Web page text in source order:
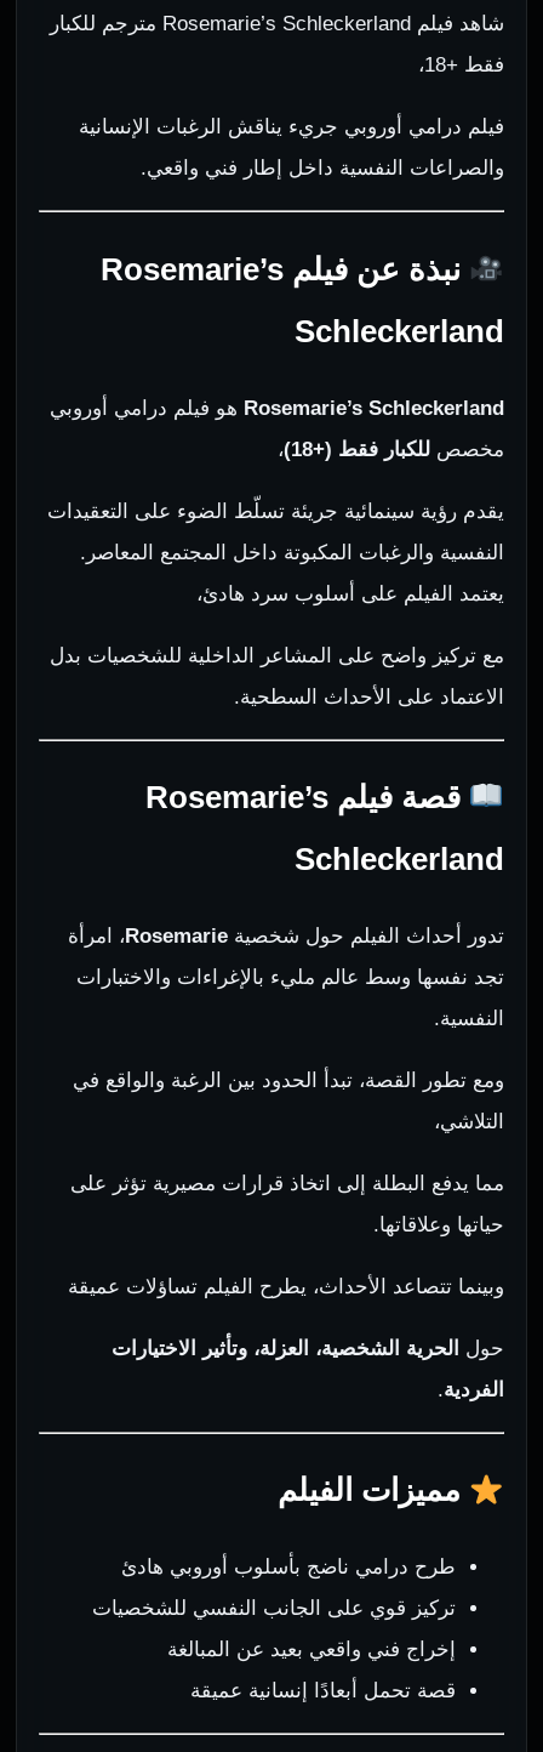
شاهد فيلم Rosemarie’s Schleckerland مترجم للكبار
فقط +18،
فيلم درامي أوروبي جريء يناقش الرغبات الإنسانية
والصراعات النفسية داخل إطار فني واقعي.
نبذة عن فيلم Rosemarie’s
Schleckerland
Rosemarie’s Schleckerland هو فيلم درامي أوروبي
مخصصللكبار فقط (+18) ،
يقدم رؤية سينمائية جريئة تسلّط الضوء على التعقيدات
النفسية والرغبات المكبوتة داخل المجتمع المعاصر.
يعتمد الفيلم على أسلوب سرد هادئ،
مع تركيز واضح على المشاعر الداخلية للشخصيات بدل
الاعتماد على الأحداث السطحية.
قصة فيلم Rosemarie’s
Schleckerland
تدور أحداث الفيلم حول شخصيةRosemarie، امرأة
تجد نفسها وسط عالم مليء بالإغراءات والاختبارات
النفسية.
ومع تطور القصة، تبدأ الحدود بين الرغبة والواقع في
التلاشي،
مما يدفع البطلة إلى اتخاذ قرارات مصيرية تؤثر على
حياتها وعلاقاتها.
وبينما تتصاعد الأحداث، يطرح الفيلم تساؤلات عميقة
حول الحرية الشخصية، العزلة، وتأثير الاختيارات
الفردية.
مميزات الفيلم
طرح درامي ناضج بأسلوب أوروبي هادئ
تركيز قوي على الجانب النفسي للشخصيات
إخراج فني واقعي بعيد عن المبالغة
قصة تحمل أبعادًا إنسانية عميقة